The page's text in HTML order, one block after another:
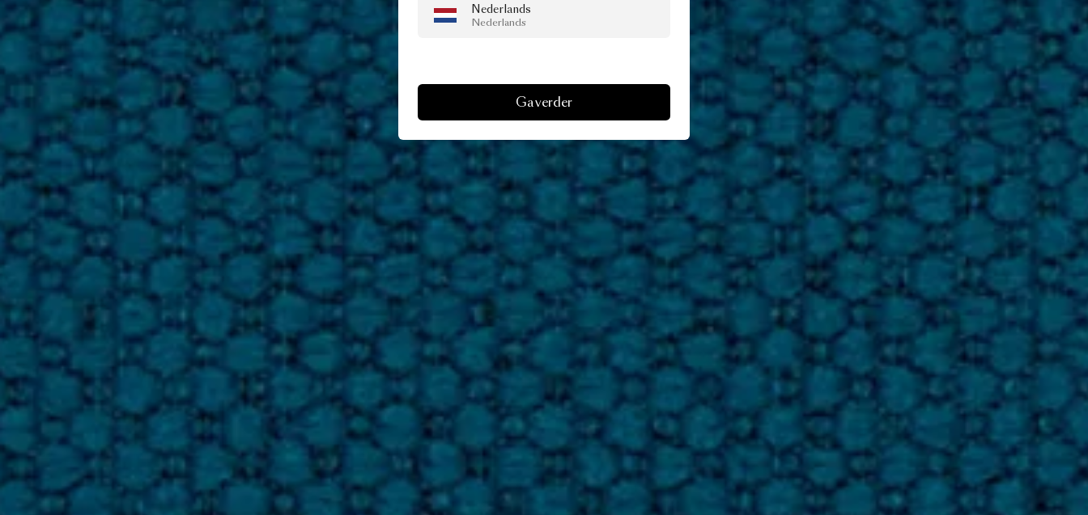
Nederlands
Nederlands
Ga verder